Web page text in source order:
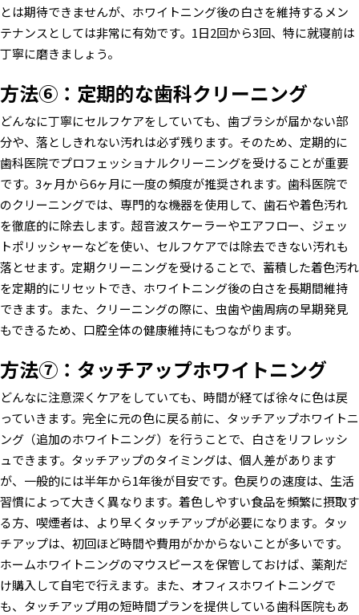
とは期待できませんが、ホワイトニング後の白さを維持するメン
テナンスとしては非常に有効です。1日2回から3回、特に就寝前は
丁寧に磨きましょう。
方法⑥：定期的な歯科クリーニング
どんなに丁寧にセルフケアをしていても、歯ブラシが届かない部
分や、落としきれない汚れは必ず残ります。そのため、定期的に
歯科医院でプロフェッショナルクリーニングを受けることが重要
です。3ヶ月から6ヶ月に一度の頻度が推奨されます。歯科医院で
のクリーニングでは、専門的な機器を使用して、歯石や着色汚れ
を徹底的に除去します。超音波スケーラーやエアフロー、ジェッ
トポリッシャーなどを使い、セルフケアでは除去できない汚れも
落とせます。定期クリーニングを受けることで、蓄積した着色汚れ
を定期的にリセットでき、ホワイトニング後の白さを長期間維持
できます。また、クリーニングの際に、虫歯や歯周病の早期発見
もできるため、口腔全体の健康維持にもつながります。
方法⑦：タッチアップホワイトニング
どんなに注意深くケアをしていても、時間が経てば徐々に色は戻
っていきます。完全に元の色に戻る前に、タッチアップホワイトニ
ング（追加のホワイトニング）を行うことで、白さをリフレッシ
ュできます。タッチアップのタイミングは、個人差があります
が、一般的には半年から1年後が目安です。色戻りの速度は、生活
習慣によって大きく異なります。着色しやすい食品を頻繁に摂取す
る方、喫煙者は、より早くタッチアップが必要になります。タッ
チアップは、初回ほど時間や費用がかからないことが多いです。
ホームホワイトニングのマウスピースを保管しておけば、薬剤だ
け購入して自宅で行えます。また、オフィスホワイトニングで
も、タッチアップ用の短時間プランを提供している歯科医院もあ